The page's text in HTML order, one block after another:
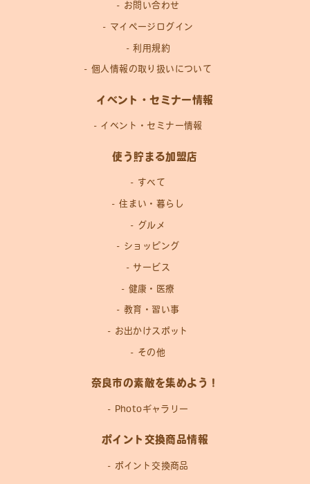
お問い合わせ
マイページログイン
利用規約
個人情報の取り扱いについて
イベント・セミナー情報
イベント・セミナー情報
使う貯まる加盟店
すべて
住まい・暮らし
グルメ
ショッピング
サービス
健康・医療
教育・習い事
お出かけスポット
その他
奈良市の素敵を集めよう！
Photoギャラリー
ポイント交換商品情報
ポイント交換商品